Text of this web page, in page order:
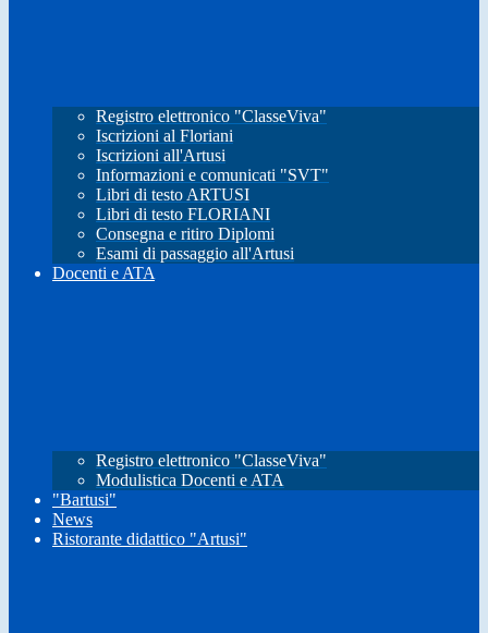
Registro elettronico "ClasseViva"
Iscrizioni al Floriani
Iscrizioni all'Artusi
Informazioni e comunicati "SVT"
Libri di testo ARTUSI
Libri di testo FLORIANI
Consegna e ritiro Diplomi
Esami di passaggio all'Artusi
Docenti e ATA
Registro elettronico "ClasseViva"
Modulistica Docenti e ATA
"Bartusi"
News
Ristorante didattico "Artusi"